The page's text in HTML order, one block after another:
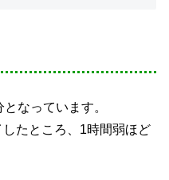
なっています。
たところ、1時間弱ほど